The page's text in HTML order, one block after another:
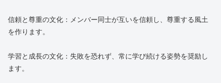
信頼と尊重の文化：メンバー同士が互いを信頼し、尊重する風土
を作ります。
学習と成長の文化：失敗を恐れず、常に学び続ける姿勢を奨励し
ます。